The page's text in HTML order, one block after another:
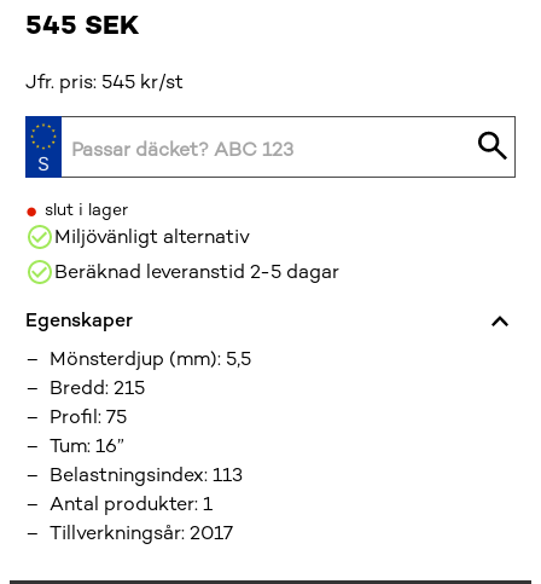
545 SEK
Jfr. pris: 545 kr/st
• slut i lager
Miljövänligt alternativ
Beräknad leveranstid 2-5 dagar
Egenskaper
Mönsterdjup (mm): 5,5
Bredd:215
Profil:75
Tum:16”
Belastningsindex:113
Antal produkter:1
Tillverkningsår:2017